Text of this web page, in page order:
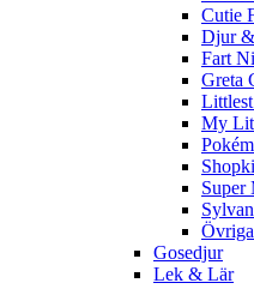
Cutie
Djur
Fart
Greta
My
Super
Gosedjur
Lek & Lär